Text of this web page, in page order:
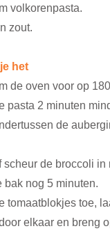
volkorenpasta.
zout.
het
de oven voor op
pasta 2 minuten
de
scheur de broccoli
bak nog 5 minuten.
tomaatblokjes toe,
elkaar en breng